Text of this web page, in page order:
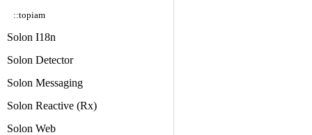
::topiam
Solon I18n
Solon Detector
Solon Messaging
Solon Reactive (Rx)
Solon Web